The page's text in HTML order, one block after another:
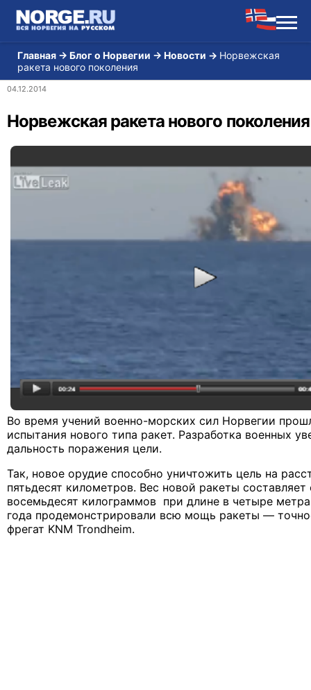
Главная → Блог о Норвегии → Новости → Норвежская
ракета нового поколения
04.12.2014
Норвежская ракета нового поколения
Во время учений военно-морских сил Норвегии
испытания нового типа ракет. Разработка военных
дальность поражения цели.
Так, новое орудие способно уничтожить цель на
пятьдесят километров. Вес новой ракеты составляет
восемьдесят килограммов при длине в четыре
года продемонстрировали всю мощь ракеты —
фрегат KNM Trondheim.